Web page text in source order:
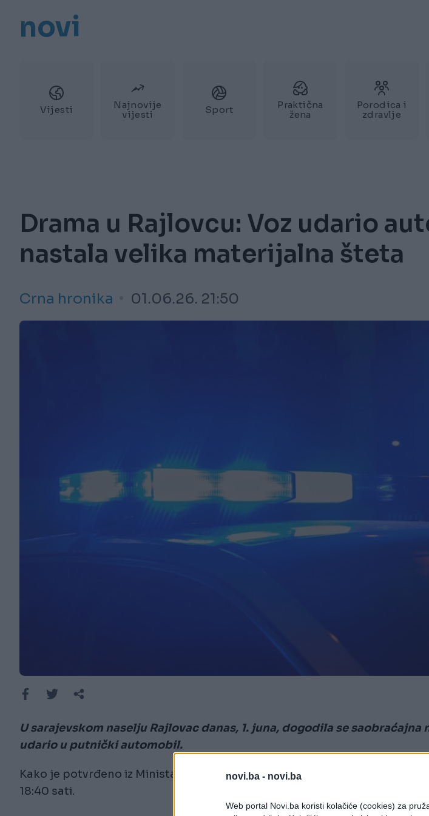
novi.ba - novi.ba
Web portal Novi.ba koristi kolačiće (cookies) za
novi
Vijesti
Najnovije
vijesti
Sport
Praktična
žena
Porodica i
zdravlje
Drama u Rajlovcu: Voz udario
nastala velika materijalna šteta
Crna hronika 01.06.26. 21:50
U sarajevskom naselju Rajlovac danas, 1. juna, dogodila se saobraćajna
udario u putnički automobil.
Kako je potvrđeno iz Ministarstva unutrašnjih poslova Kantona Sarajevo,
18:40 sati.